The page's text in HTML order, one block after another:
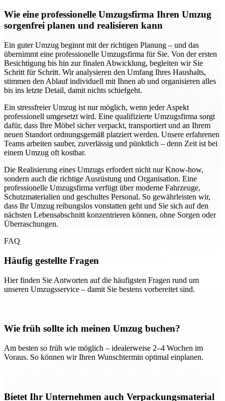
Wie eine professionelle Umzugsfirma Ihren Umzug
sorgenfrei planen und realisieren kann
Ein guter Umzug beginnt mit der richtigen Planung – und das
übernimmt eine professionelle Umzugsfirma für Sie. Von der ersten
Besichtigung bis hin zur finalen Abwicklung, begleiten wir Sie
Schritt für Schritt. Wir analysieren den Umfang Ihres Haushalts,
stimmen den Ablauf individuell mit Ihnen ab und organisieren alles
bis ins letzte Detail, damit nichts schiefgeht.
Ein stressfreier Umzug ist nur möglich, wenn jeder Aspekt
professionell umgesetzt wird. Eine qualifizierte Umzugsfirma sorgt
dafür, dass Ihre Möbel sicher verpackt, transportiert und an Ihrem
neuen Standort ordnungsgemäß platziert werden. Unsere erfahrenen
Teams arbeiten sauber, zuverlässig und pünktlich – denn Zeit ist bei
einem Umzug oft kostbar.
Die Realisierung eines Umzugs erfordert nicht nur Know-how,
sondern auch die richtige Ausrüstung und Organisation. Eine
professionelle Umzugsfirma verfügt über moderne Fahrzeuge,
Schutzmaterialien und geschultes Personal. So gewährleisten wir,
dass Ihr Umzug reibungslos vonstatten geht und Sie sich auf den
nächsten Lebensabschnitt konzentrieren können, ohne Sorgen oder
Überraschungen.
FAQ
Häufig gestellte Fragen
Hier finden Sie Antworten auf die häufigsten Fragen rund um
unseren Umzugsservice – damit Sie bestens vorbereitet sind.
Wie früh sollte ich meinen Umzug buchen?
Am besten so früh wie möglich – idealerweise 2–4 Wochen im
Voraus. So können wir Ihren Wunschtermin optimal einplanen.
Bietet Ihr Unternehmen auch Verpackungsmaterial